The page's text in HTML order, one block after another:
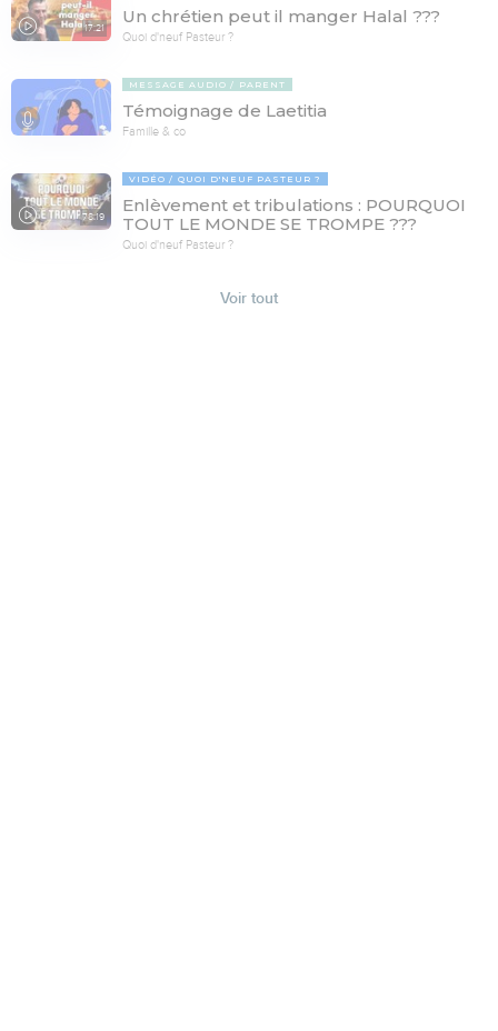
17:21
Un chrétien peut il manger Halal ???
Quoi d'neuf Pasteur ?
MESSAGE AUDIO PARENT
Témoignage de Laetitia
Famille & co
78:19
VIDÉO QUOI D'NEUF PASTEUR ?
Enlèvement et tribulations : POURQUOI
TOUT LE MONDE SE TROMPE ???
Quoi d'neuf Pasteur ?
Voir tout